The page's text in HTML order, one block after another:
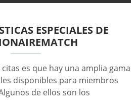
ESPECIALES DE
es que hay una amplia gama
disponibles para miembros
de ellos son los